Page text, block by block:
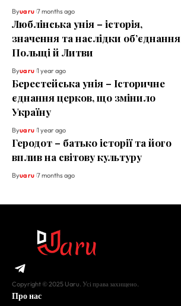
Byua ru 7 months ago
Люблінська унія – історія,
значення та наслідки об’єднання
Польщі й Литви
Byua ru 1 year ago
Берестейська унія – Історичне
єднання церков, що змінило
Україну
Byua ru 1 year ago
Геродот – батько історії та його
вплив на світову культуру
Byua ru 7 months ago
Copyright © 2025 Uaru. Усі права захищено.
Про нас